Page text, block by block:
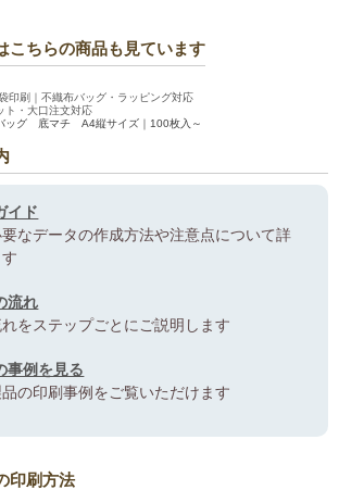
こちらの商品も見ています
印刷｜不織布バッグ・ラッピング対応
ト・大口注文対応
ッグ 底マチ A4縦サイズ｜100枚入～
イド
なデータの作成方法や注意点について詳
流れ
をステップごとにご説明します
事例を見る
の印刷事例をご覧いただけます
印刷方法